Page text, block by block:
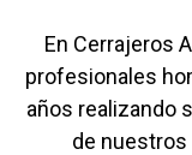
En Cerrajeros
profesionales
años realizando
de